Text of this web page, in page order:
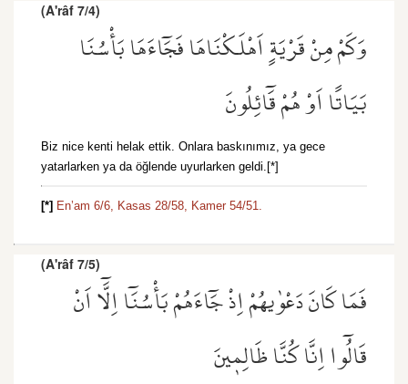
(A'râf 7/4)
وَكَمْ مِنْ قَرْيَةٍ اَهْلَكْنَاهَا فَجَٓاءَهَا بَأْسُنَا
بَيَاتًا اَوْ هُمْ قَٓائِلُونَ
Biz nice kenti helak ettik. Onlara baskınımız, ya gece
yatarlarken ya da öğlende uyurlarken geldi.[*]
[*] En’am 6/6, Kasas 28/58, Kamer 54/51.
(A'râf 7/5)
فَمَا كَانَ دَعْوٰيهُمْ اِذْ جَٓاءَهُمْ بَأْسُنَٓا اِلَّٓا اَنْ
قَالُٓوا اِنَّا كُنَّا ظَالِم۪ينَ